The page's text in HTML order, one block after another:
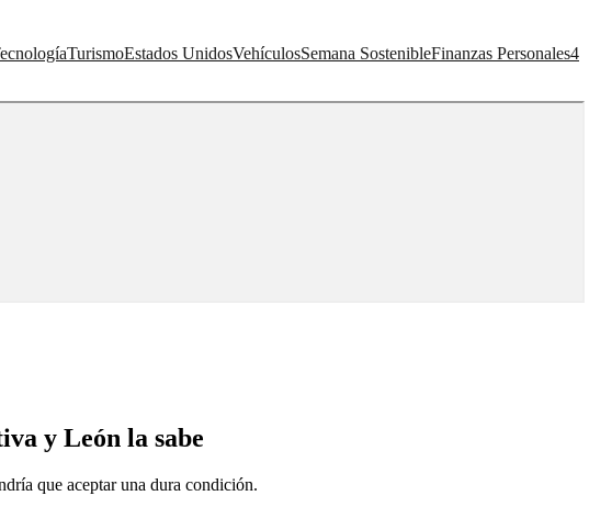
TurismoEstados UnidosVehículosSemana SostenibleFinanzas Personales4
y León la sabe
que aceptar una dura condición.